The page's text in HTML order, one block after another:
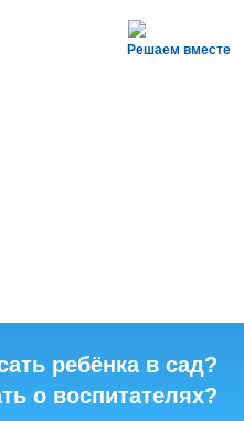
Решаем вместе
ребёнка в сад?
о воспитателях?